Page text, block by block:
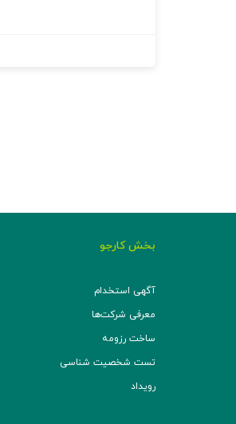
بخش کارجو
آگهی استخدام
معرفی شرکت‌ها
ساخت رزومه
تست شخصیت شناسی
رویداد